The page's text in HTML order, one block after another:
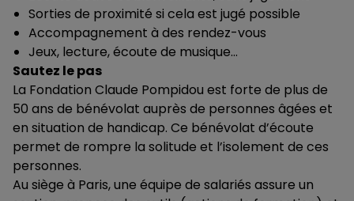
Sorties de proximité si cela est jugé possible
Accompagnement à des rendez-vous
Jeux, lecture, écoute de musique…
Sautez le pas
La Fondation Claude Pompidou est forte de plus de
50 ans de bénévolat auprès de personnes âgées et
en situation de handicap. Ce bénévolat d’écoute
permet de rompre la solitude et l’isolement de ces
personnes.
Au siège à Paris, une équipe de salariés assure un